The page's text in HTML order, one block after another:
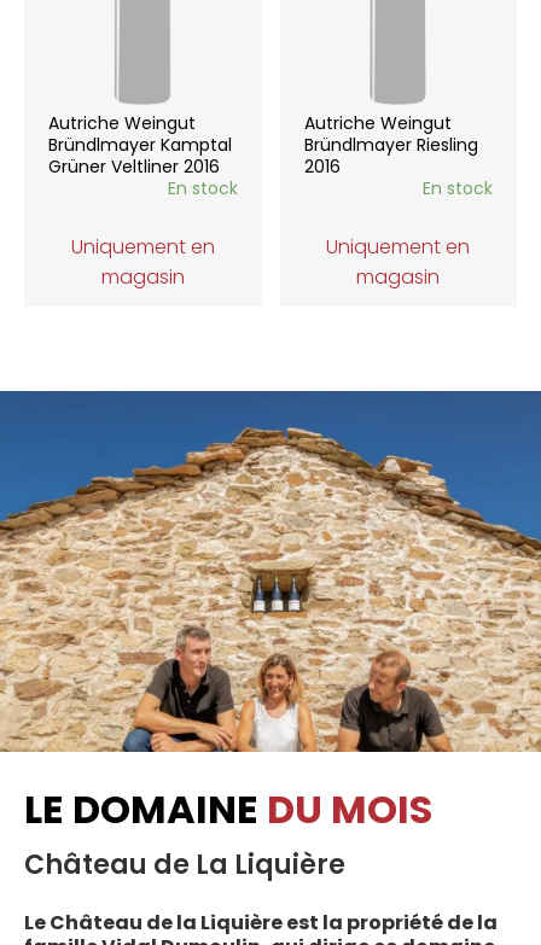
Autriche Weingut
Bründlmayer Kamptal
Grüner Veltliner 2016
En stock
Uniquement en
magasin
Autriche Weingut
Bründlmayer Riesling
2016
En stock
Uniquement en
magasin
LE DOMAINE DU MOIS
Château de La Liquière
Le Château de la Liquière est la propriété de la